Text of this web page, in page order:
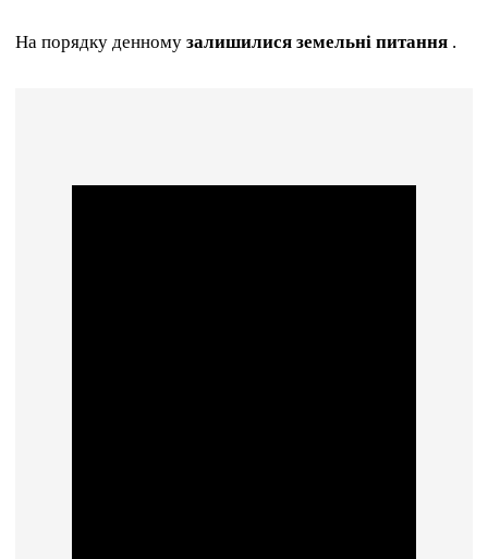
На порядку денному залишилися земельні питання .